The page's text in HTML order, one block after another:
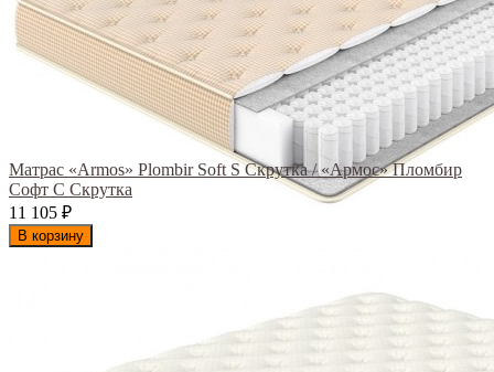
Матрас «Armos» Plombir Soft S Скрутка / «Армос» Пломбир
Софт С Скрутка
11 105 ₽
В корзину